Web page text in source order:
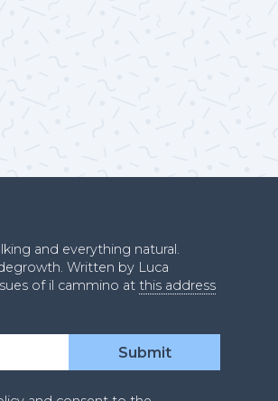
and everything natural.
Written by Luca
of il cammino at this address